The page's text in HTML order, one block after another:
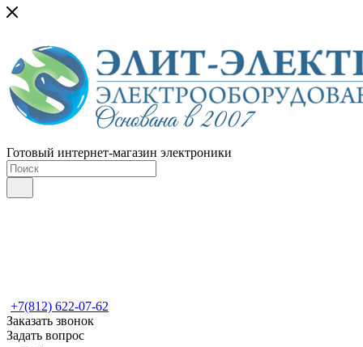
Готовый интернет-магазин электроники
+7(812) 622-07-62
Заказать звонок
Задать вопрос